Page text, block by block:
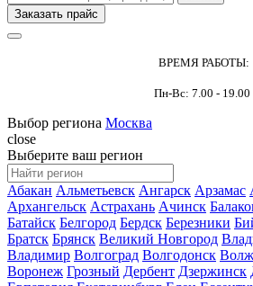
Заказать прайс
ВРЕМЯ РАБОТЫ:
Пн-Вс: 7.00 - 19.00
Выбор региона Москва
close
Выберите ваш регион
Абакан Альметьевск Ангарск Арзамас
Архангельск Астрахань Ачинск
Батайск Белгород Бердск Березники
Братск Брянск Великий Новгород
Владимир Волгоград Волгодонск
Воронеж Грозный Дербент Дзержинск